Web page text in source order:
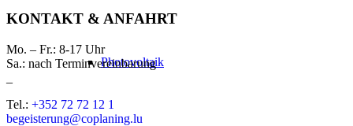
Photovoltaik
KONTAKT & ANFAHRT
Mo. – Fr.: 8-17 Uhr
Sa.: nach Terminvereinbarung
Tel.: +352 72 72 12 1
begeisterung@coplaning.lu